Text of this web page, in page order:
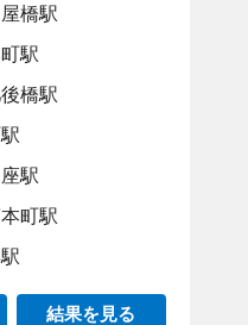
橋駅
駅
橋駅
駅
町駅
結果を見る